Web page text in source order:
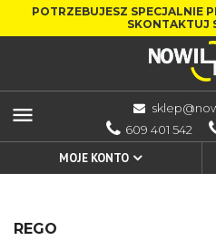
POTRZEBUJESZ SPECJALNIE
SKONTAKTUJ
menu
609 401 542
MOJE KONTO
REGO